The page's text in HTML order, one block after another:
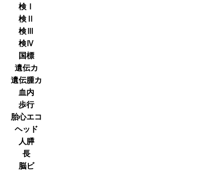
検Ⅰ
検Ⅱ
検Ⅲ
検Ⅳ
国標
遺伝カ
遺伝腫カ
血内
歩行
胎心エコ
ヘッド
人膵
長
脳ビ